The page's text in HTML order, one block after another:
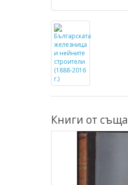
Книги от